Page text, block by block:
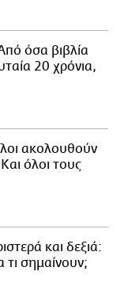
όσα βιβλία
20 χρόνια,
ακολουθούν
όλοι τους
και δεξιά:
τι σημαίνουν;